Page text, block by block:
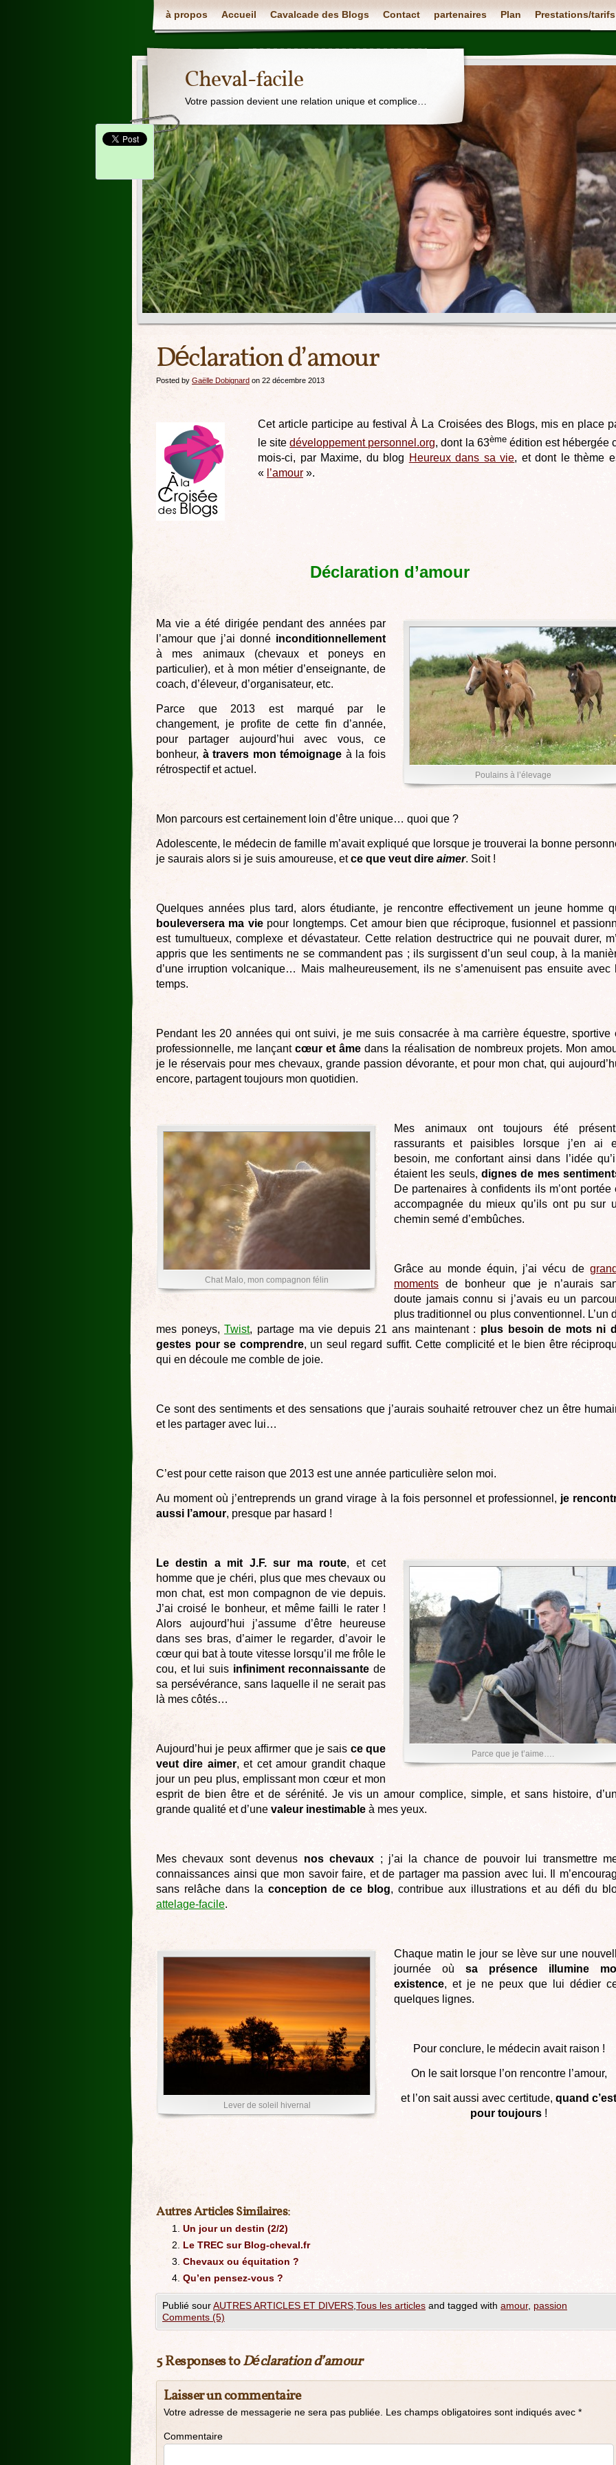
à propos Accueil Cavalcade des Blogs Contact partenaires Plan Prestations/tarifs
Cheval-facile
Votre passion devient une relation unique et complice…
Déclaration d’amour
Posted by Gaëlle Dobignard on 22 décembre 2013
Cet article participe au festival À La Croisées des Blogs, mis en place
le sitedéveloppement personnel.org, dont la 63èmeédition est hébergée
mois-ci, par Maxime, du blog Heureux dans sa vie, et dont le thème
« l’amour ».
Déclaration d’amour
Poulains à l’élevage
Ma vie a été dirigée pendant des années par
l’amour que j’ai donné inconditionnellement
à mes animaux (chevaux et poneys en
particulier), et à mon métier d’enseignante, de
coach, d’éleveur, d’organisateur, etc.
Parce que 2013 est marqué par le
changement, je profite de cette fin d’année,
pour partager aujourd’hui avec vous, ce
bonheur, à travers mon témoignage à la fois
rétrospectif et actuel.
Mon parcours est certainement loin d’être unique… quoi que ?
Adolescente, le médecin de famille m’avait expliqué que lorsque je trouverai la bonne
je saurais alors si je suis amoureuse, etce que veut dire aimer. Soit !
Quelques années plus tard, alors étudiante, je rencontre effectivement un jeune homme
bouleversera ma viepour longtemps. Cet amour bien que réciproque, fusionnel et
est tumultueux, complexe et dévastateur. Cette relation destructrice qui ne pouvait durer,
appris que les sentiments ne se commandent pas ; ils surgissent d’un seul coup, à la
d’une irruption volcanique… Mais malheureusement, ils ne s’amenuisent pas ensuite avec
temps.
Pendant les 20 années qui ont suivi, je me suis consacrée à ma carrière équestre, sportive
professionnelle, me lançant cœur et âme dans la réalisation de nombreux projets. Mon
je le réservais pour mes chevaux, grande passion dévorante, et pour mon chat, qui
encore, partagent toujours mon quotidien.
Chat Malo, mon compagnon félin
Mes animaux ont toujours été
rassurants et paisibles lorsque j’en ai
besoin, me confortant ainsi dans l’idée
étaient les seuls, dignes de mes
De partenaires à confidents ils m’ont portée
accompagnée du mieux qu’ils ont pu sur
chemin semé d’embûches.
Grâce au monde équin, j’ai vécu de
moments de bonheur que je n’aurais
doute jamais connu si j’avais eu un
plus traditionnel ou plus conventionnel. L’un
mes poneys,Twist, partage ma vie depuis 21 ans maintenant : plus besoin de mots ni
gestes pour se comprendre, un seul regard suffit. Cette complicité et le bien être
qui en découle me comble de joie.
Ce sont des sentiments et des sensations que j’aurais souhaité retrouver chez un être
et les partager avec lui…
C’est pour cette raison que 2013 est une année particulière selon moi.
Au moment où j’entreprends un grand virage à la fois personnel et professionnel, je
aussi l’amour, presque par hasard !
Parce que je t’aime….
Le destin a mit J.F. sur ma route, et cet
homme que je chéri, plus que mes chevaux ou
mon chat, est mon compagnon de vie depuis.
J’ai croisé le bonheur, et même failli le rater !
Alors aujourd’hui j’assume d’être heureuse
dans ses bras, d’aimer le regarder, d’avoir le
cœur qui bat à toute vitesse lorsqu’il me frôle le
cou, et lui suis infiniment reconnaissante de
sa persévérance, sans laquelle il ne serait pas
là mes côtés…
Aujourd’hui je peux affirmer que je sais ce que
veut dire aimer, et cet amour grandit chaque
jour un peu plus, emplissant mon cœur et mon
esprit de bien être et de sérénité. Je vis un amour complice, simple, et sans histoire,
grande qualité et d’une valeur inestimable à mes yeux.
Mes chevaux sont devenus nos chevaux ; j’ai la chance de pouvoir lui transmettre
connaissances ainsi que mon savoir faire, et de partager ma passion avec lui. Il
sans relâche dans la conception de ce blog, contribue aux illustrations et au défi du
attelage-facile.
Lever de soleil hivernal
Chaque matin le jour se lève sur une
journée où sa présence illumine
existence, et je ne peux que lui dédier
quelques lignes.
Pour conclure, le médecin avait raison !
On le sait lorsque l’on rencontre l’amour,
et l’on sait aussi avec certitude, quand c’est
pour toujours !
Autres Articles Similaires:
Un jour un destin (2/2)
Le TREC sur Blog-cheval.fr
Chevaux ou équitation ?
Qu’en pensez-vous ?
Publié sourAUTRES ARTICLES ET DIVERS,Tous les articles and tagged with amour, passion
Comments (5)
5 Responses toDéclaration d’amour
Laisser un commentaire
Votre adresse de messagerie ne sera pas publiée. Les champs obligatoires sont indiqués avec *
Commentaire